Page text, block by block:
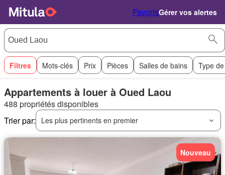
FavorisGérer vos alertes
Filtres Mots-clés Prix Pièces Salles de bains Type
Appartements à louer à Oued Laou
488 propriétés disponibles
Trier par:
Les plus pertinents en premier
Nouveau